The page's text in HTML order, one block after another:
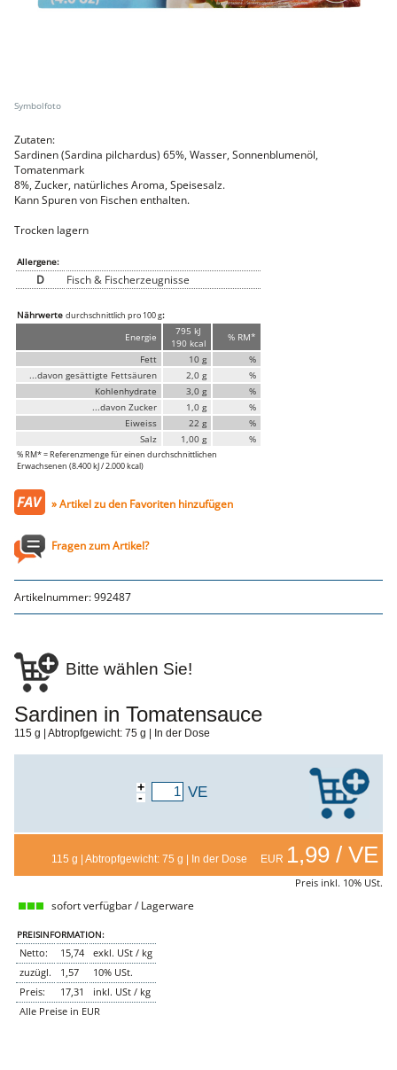
Faschiertes
Nemetz-Menü
Wurstwaren
Putenwurst
Aufschnittwurst
Stangenwurst
Leberkäse
Mini-Würstel
Schinken
Selchwaren
Schinken
Konserven
Genusssortiment
Hausmannskost
Beilagen
Gemüse & Salat
Knödel
Pommes & Wedges
Mehlspeisen
Teigwaren
Gebäck
Wein
Bier
Säfte
Essig & Öl
Trockensortiment
Süssigkeiten
Knabbereien
aus dem Glas
Gewürze
Hundefutter
trocken
Belcando
Katzenfutter
Gutschein kaufen
Zutaten:
Sardinen (Sardina pilchardus) 65%, Wasser, Sonnenblumenöl,
Tomatenmark
8%, Zucker, natürliches Aroma, Speisesalz.
Kann Spuren von Fischen enthalten.
Trocken lagern
Allergene:
D Fisch & Fischerzeugnisse
Nährwerte durchschnittlich pro 100 g:
Energie
795 kJ
190 kcal
% RM*
Fett
10 g
%
...davon gesättigte Fettsäuren
2,0 g
%
Kohlenhydrate
3,0 g
%
...davon Zucker
1,0 g
%
Eiweiss
22 g
%
Salz
1,00 g %
% RM* = Referenzmenge für einen durchschnittlichen
Erwachsenen (8.400 kJ / 2.000 kcal)
» Artikel zu den Favoriten hinzufügen
Fragen zum Artikel?
Artikelnummer:992487
Bitte wählen Sie!
Sardinen in Tomatensauce
115 g | Abtropfgewicht: 75 g | In der Dose
+
- VE
115 g | Abtropfgewicht: 75 g | In der Dose EUR 1,99 / VE
Preis inkl. 10% USt.
sofort verfügbar / Lagerware
PREISINFORMATION:
Netto: 15,74
exkl. USt / kg
zuzügl.
1,57
10% USt.
Preis:
17,31
inkl. USt / kg
Alle Preise in EUR